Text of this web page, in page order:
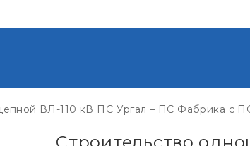
ВЛ-110 кВ ПС Ургал – ПС Фабрика с